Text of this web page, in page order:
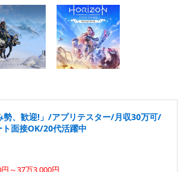
勢、歓迎!」/アプリテスター/月収30万可/
面接OK/20代活躍中
～37万3,000円